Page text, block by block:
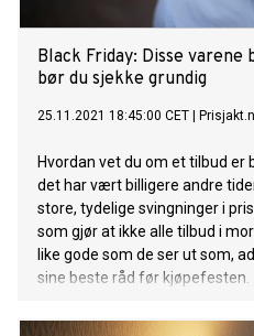
Black Friday: Disse varene
bør du sjekke grundig
25.11.2021 18:45:00 CET
Hvordan vet du om et tilbud er
det har vært billigere andre
store, tydelige svingninger i
som gjør at ikke alle tilbud i
like gode som de ser ut som,
sine beste råd før kjøpefesten.